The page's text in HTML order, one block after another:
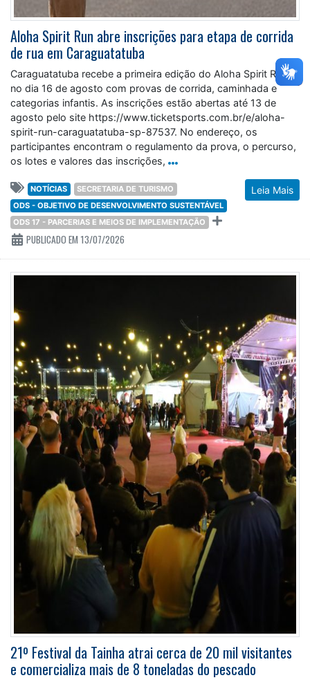
Aloha Spirit Run abre inscrições para etapa de corrida
de rua em Caraguatatuba
Caraguatatuba recebe a primeira edição do Aloha Spirit Run
no dia 16 de agosto com provas de corrida, caminhada e
categorias infantis. As inscrições estão abertas até 13 de
agosto pelo site https://www.ticketsports.com.br/e/aloha-
spirit-run-caraguatatuba-sp-87537. No endereço, os
participantes encontram o regulamento da prova, o percurso,
os lotes e valores das inscrições,
Leia Mais
NOTÍCIAS
SECRETARIA DE TURISMO
ODS - OBJETIVO DE DESENVOLVIMENTO SUSTENTÁVEL
ODS 17 - PARCERIAS E MEIOS DE IMPLEMENTAÇÃO
PUBLICADO EM 13/07/2026
21º Festival da Tainha atrai cerca de 20 mil visitantes
e comercializa mais de 8 toneladas do pescado